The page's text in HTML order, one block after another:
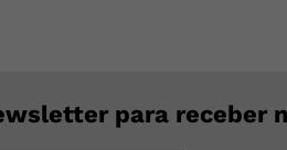
para receber